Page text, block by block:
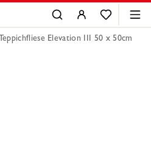
Teppichfliese Elevation III 50 x 50cm